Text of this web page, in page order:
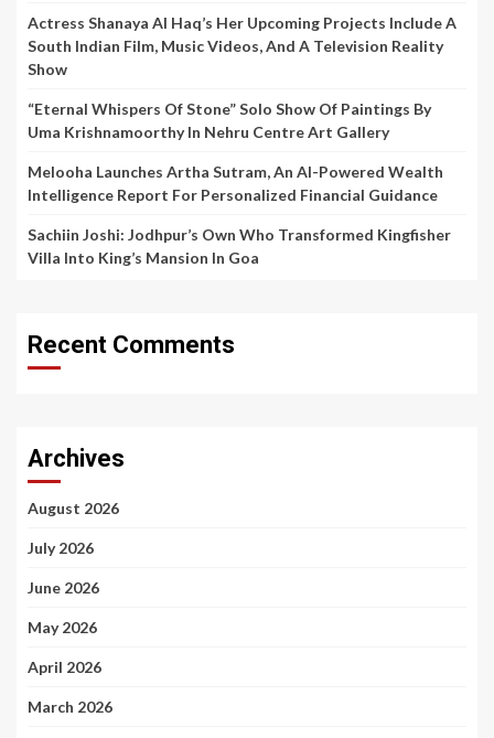
Actress Shanaya Al Haq’s Her Upcoming Projects Include A
South Indian Film, Music Videos, And A Television Reality
Show
“Eternal Whispers Of Stone” Solo Show Of Paintings By
Uma Krishnamoorthy In Nehru Centre Art Gallery
Melooha Launches Artha Sutram, An AI-Powered Wealth
Intelligence Report For Personalized Financial Guidance
Sachiin Joshi: Jodhpur’s Own Who Transformed Kingfisher
Villa Into King’s Mansion In Goa
Recent Comments
Archives
August 2026
July 2026
June 2026
May 2026
April 2026
March 2026